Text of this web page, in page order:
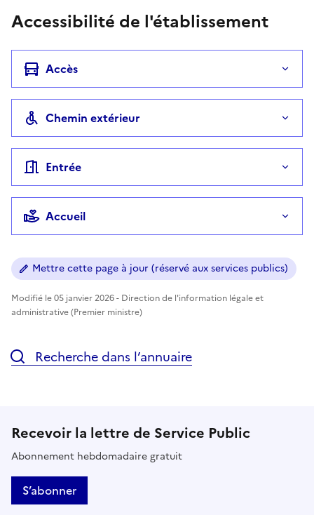
Accessibilité de l'établissement
Accès
Chemin extérieur
Entrée
Accueil
Mettre cette page à jour (réservé aux services publics)
Modifié le 05 janvier 2026 - Direction de l'information légale et
administrative (Premier ministre)
Recherche dans l’annuaire
Recevoir la lettre de Service Public
Abonnement hebdomadaire gratuit
S’abonner